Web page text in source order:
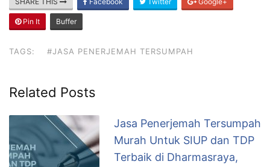
Pin It Buffer
TAGS: #JASA PENERJEMAH TERSUMPAH
Related Posts
Jasa Penerjemah Tersumpah
Murah Untuk SIUP dan TDP
Terbaik di Dharmasraya,